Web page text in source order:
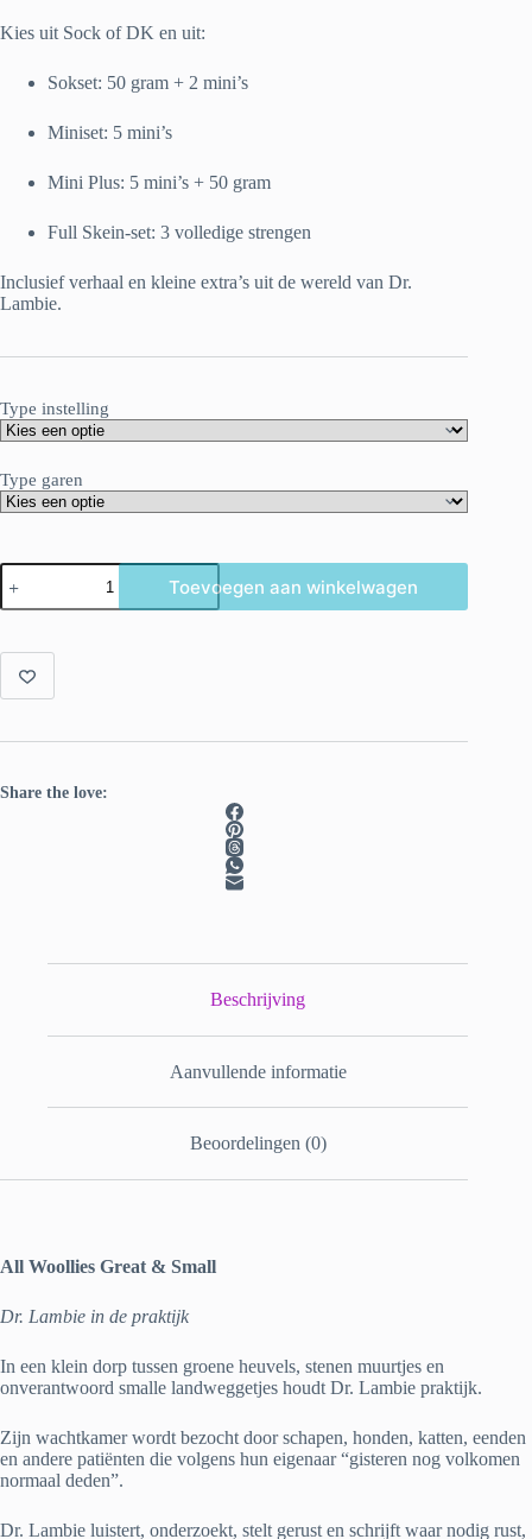
Kies uit Sock of DK en uit:
Sokset: 50 gram + 2 mini’s
Miniset: 5 mini’s
Mini Plus: 5 mini’s + 50 gram
Full Skein-set: 3 volledige strengen
Inclusief verhaal en kleine extra’s uit de wereld van Dr.
Lambie.
Type instelling
Type garen
All
Woollies
Great
Small
yarnclub
Toevoegen aan winkelwagen
Share the love:
Beschrijving
Aanvullende informatie
Beoordelingen (0)
All Woollies Great & Small
Dr. Lambie in de praktijk
In een klein dorp tussen groene heuvels, stenen muurtjes en
onverantwoord smalle landweggetjes houdt Dr. Lambie praktijk.
Zijn wachtkamer wordt bezocht door schapen, honden, katten, eenden
en andere patiënten die volgens hun eigenaar “gisteren nog volkomen
normaal deden”.
Dr. Lambie luistert, onderzoekt, stelt gerust en schrijft waar nodig rust,